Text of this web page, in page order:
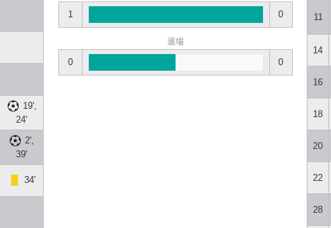
19',
24'
2',
39'
34'
11
14
16
18
20
22
28
1 0
退場
0 0